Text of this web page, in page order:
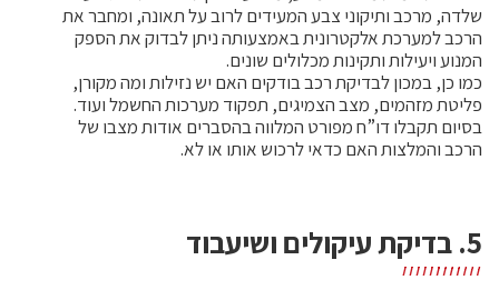
שלדה, מרכב ותיקוני צבע המעידים לרוב על תאונה, ומחבר את
הרכב למערכת אלקטרונית באמצעותה ניתן לבדוק את הספק
המנוע ויעילות ותקינות מכלולים שונים.
כמו כן, במכון לבדיקת רכב בודקים האם יש נזילות ומה מקורן,
פליטת מזהמים, מצב הצמיגים, תפקוד מערכות החשמל ועוד.
בסיום תקבלו דו”ח מפורט המלווה בהסברים אודות מצבו של
הרכב והמלצות האם כדאי לרכוש אותו או לא.
5. בדיקת עיקולים ושיעבוד